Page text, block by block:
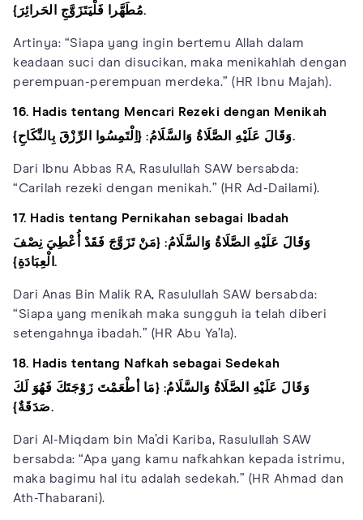
مُطَهَّرا فَلْيَتَزَوَّجِ الحَرائِرَ}.
Artinya: “Siapa yang ingin bertemu Allah dalam
keadaan suci dan disucikan, maka menikahlah dengan
perempuan-perempuan merdeka.” (HR Ibnu Majah).
16. Hadis tentang Mencari Rezeki dengan Menikah
وَقَالَ عَلَيْهِ الصَّلَاةُ وَالسَّلَامُ: {اِلْتَمِسُوا الرِّزْقَ بِالنِّكَاحِ}.
Dari Ibnu Abbas RA, Rasulullah SAW bersabda:
“Carilah rezeki dengan menikah.” (HR Ad-Dailami).
17. Hadis tentang Pernikahan sebagai Ibadah
وَقَالَ عَلَيْهِ الصَّلَاةُ وَالسَّلَامُ: {مَنْ تَزَوَّجَ فَقَدْ أُعْطِيَ نِصْفَ
الْعِبَادَةِ}.
Dari Anas Bin Malik RA, Rasulullah SAW bersabda:
“Siapa yang menikah maka sungguh ia telah diberi
setengahnya ibadah.” (HR Abu Ya’la).
18. Hadis tentang Nafkah sebagai Sedekah
وَقَالَ عَلَيْهِ الصَّلَاةُ وَالسَّلَامُ: {مَا أطْعَمْتَ زَوْجَتَكَ فَهُوَ لَكَ
صَدَقَةٌ}.
Dari Al-Miqdam bin Ma’di Kariba, Rasulullah SAW
bersabda: “Apa yang kamu nafkahkan kepada istrimu,
maka bagimu hal itu adalah sedekah.” (HR Ahmad dan
Ath-Thabarani).